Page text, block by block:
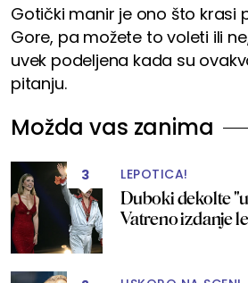
Gotički manir je ono što krasi
Gore, pa možete to voleti ili
uvek podeljena kada su
pitanju.
Možda vas zanima
3 LEPOTICA!
Duboki dekolte
Vatreno izdanje